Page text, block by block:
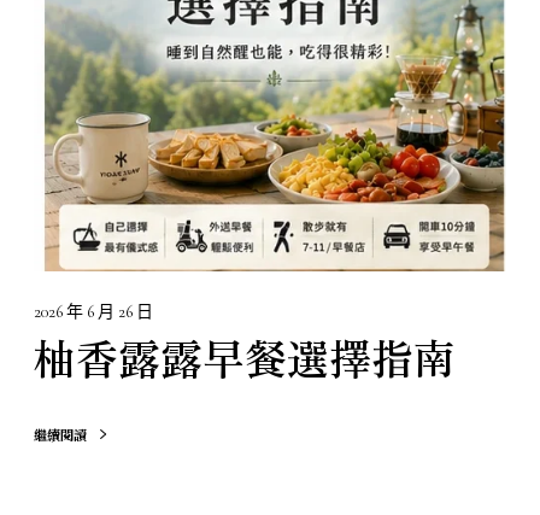
餐
選
擇
指
南
2026 年 6 月 26 日
柚香露露早餐選擇指南
繼續閱讀